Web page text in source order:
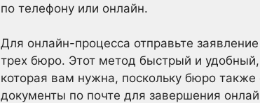
по телефону или онлайн.
Для онлайн-процесса отправьте
трех бюро. Этот метод быстрый и
которая вам нужна, поскольку бюро
документы по почте для завершения